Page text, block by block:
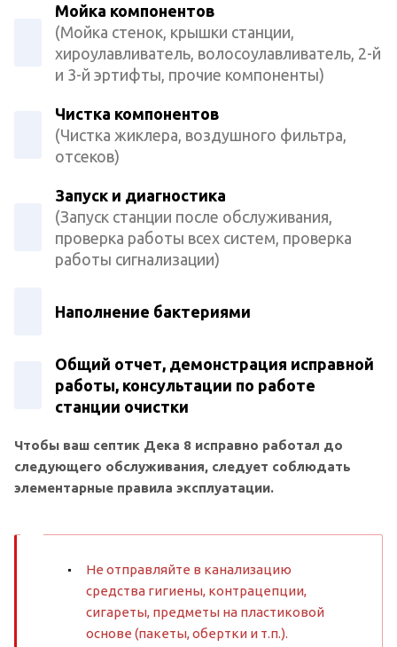
Мойка компонентов
(Мойка стенок, крышки станции,
хироулавливатель, волосоулавливатель, 2-й
и 3-й эртифты, прочие компоненты)
Чистка компонентов
(Чистка жиклера, воздушного фильтра,
отсеков)
Запуск и диагностика
(Запуск станции после обслуживания,
проверка работы всех систем, проверка
работы сигнализации)
Наполнение бактериями
Общий отчет, демонстрация исправной
работы, консультации по работе
станции очистки
Чтобы ваш септик Дека 8 исправно работал до
следующего обслуживания, следует соблюдать
элементарные правила эксплуатации.
Не отправляйте в канализацию
средства гигиены, контрацепции,
сигареты, предметы на пластиковой
основе (пакеты, обертки и т.п.).